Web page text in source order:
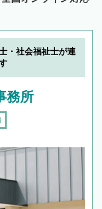
・社会福祉士が連
務所